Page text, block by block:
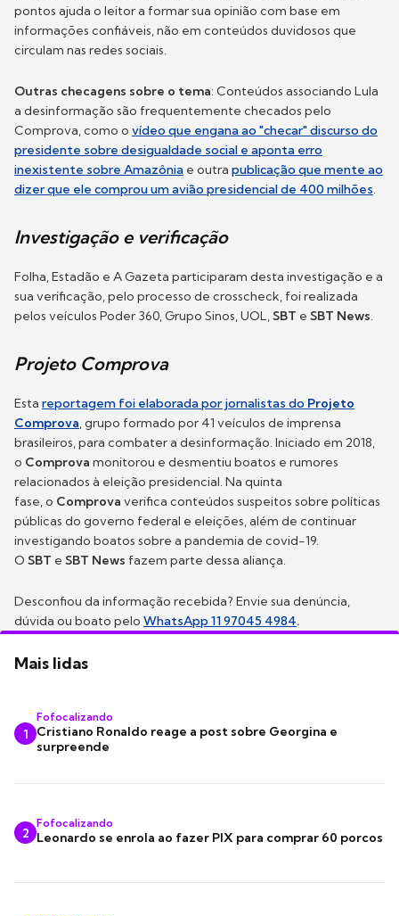
pontos ajuda o leitor a formar sua opinião com base em
informações confiáveis, não em conteúdos duvidosos que
circulam nas redes sociais.
Outras checagens sobre o tema: Conteúdos associando Lula
a desinformação são frequentemente checados pelo
Comprova, como o vídeo que engana ao "checar" discurso do
presidente sobre desigualdade social e aponta erro
inexistente sobre Amazônia e outra publicação que mente ao
dizer que ele comprou um avião presidencial de 400 milhões
Investigação e verificação
Folha, Estadão e A Gazeta participaram desta investigação e a
sua verificação, pelo processo de crosscheck, foi realizada
pelos veículos Poder 360, Grupo Sinos, UOL, SBT e SBT News
Projeto Comprova
Esta reportagem foi elaborada por jornalistas do Projeto
Comprova , grupo formado por 41 veículos de imprensa
brasileiros, para combater a desinformação. Iniciado em 2018,
o Comprova monitorou e desmentiu boatos e rumores
relacionados à eleição presidencial. Na quinta
fase, o Comprova verifica conteúdos suspeitos sobre políticas
públicas do governo federal e eleições, além de continuar
investigando boatos sobre a pandemia de covid-19.
O SBT e SBT News fazem parte dessa aliança.
Desconfiou da informação recebida? Envie sua denúncia,
dúvida ou boato pelo WhatsApp 11 97045 4984.
Mais lidas
1
Fofocalizando
Cristiano Ronaldo reage a post sobre Georgina e
surpreende
2
Fofocalizando
Leonardo se enrola ao fazer PIX para comprar 60 porcos